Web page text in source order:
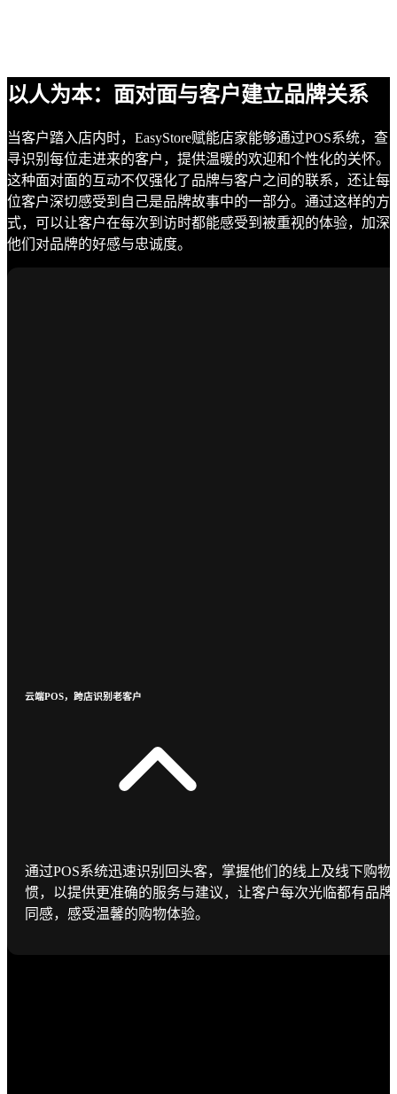
以人为本：面对面与客户建立品牌关系
当客户踏入店内时，EasyStore赋能店家能够通过POS系统，查
寻识别每位走进来的客户，提供温暖的欢迎和个性化的关怀。
这种面对面的互动不仅强化了品牌与客户之间的联系，还让每
位客户深切感受到自己是品牌故事中的一部分。通过这样的方
式，可以让客户在每次到访时都能感受到被重视的体验，加深
他们对品牌的好感与忠诚度。
云端POS，跨店识别老客户
通过POS系统迅速识别回头客，掌握他们的线上及线下购物
惯，以提供更准确的服务与建议，让客户每次光临都有品牌
同感，感受温馨的购物体验。